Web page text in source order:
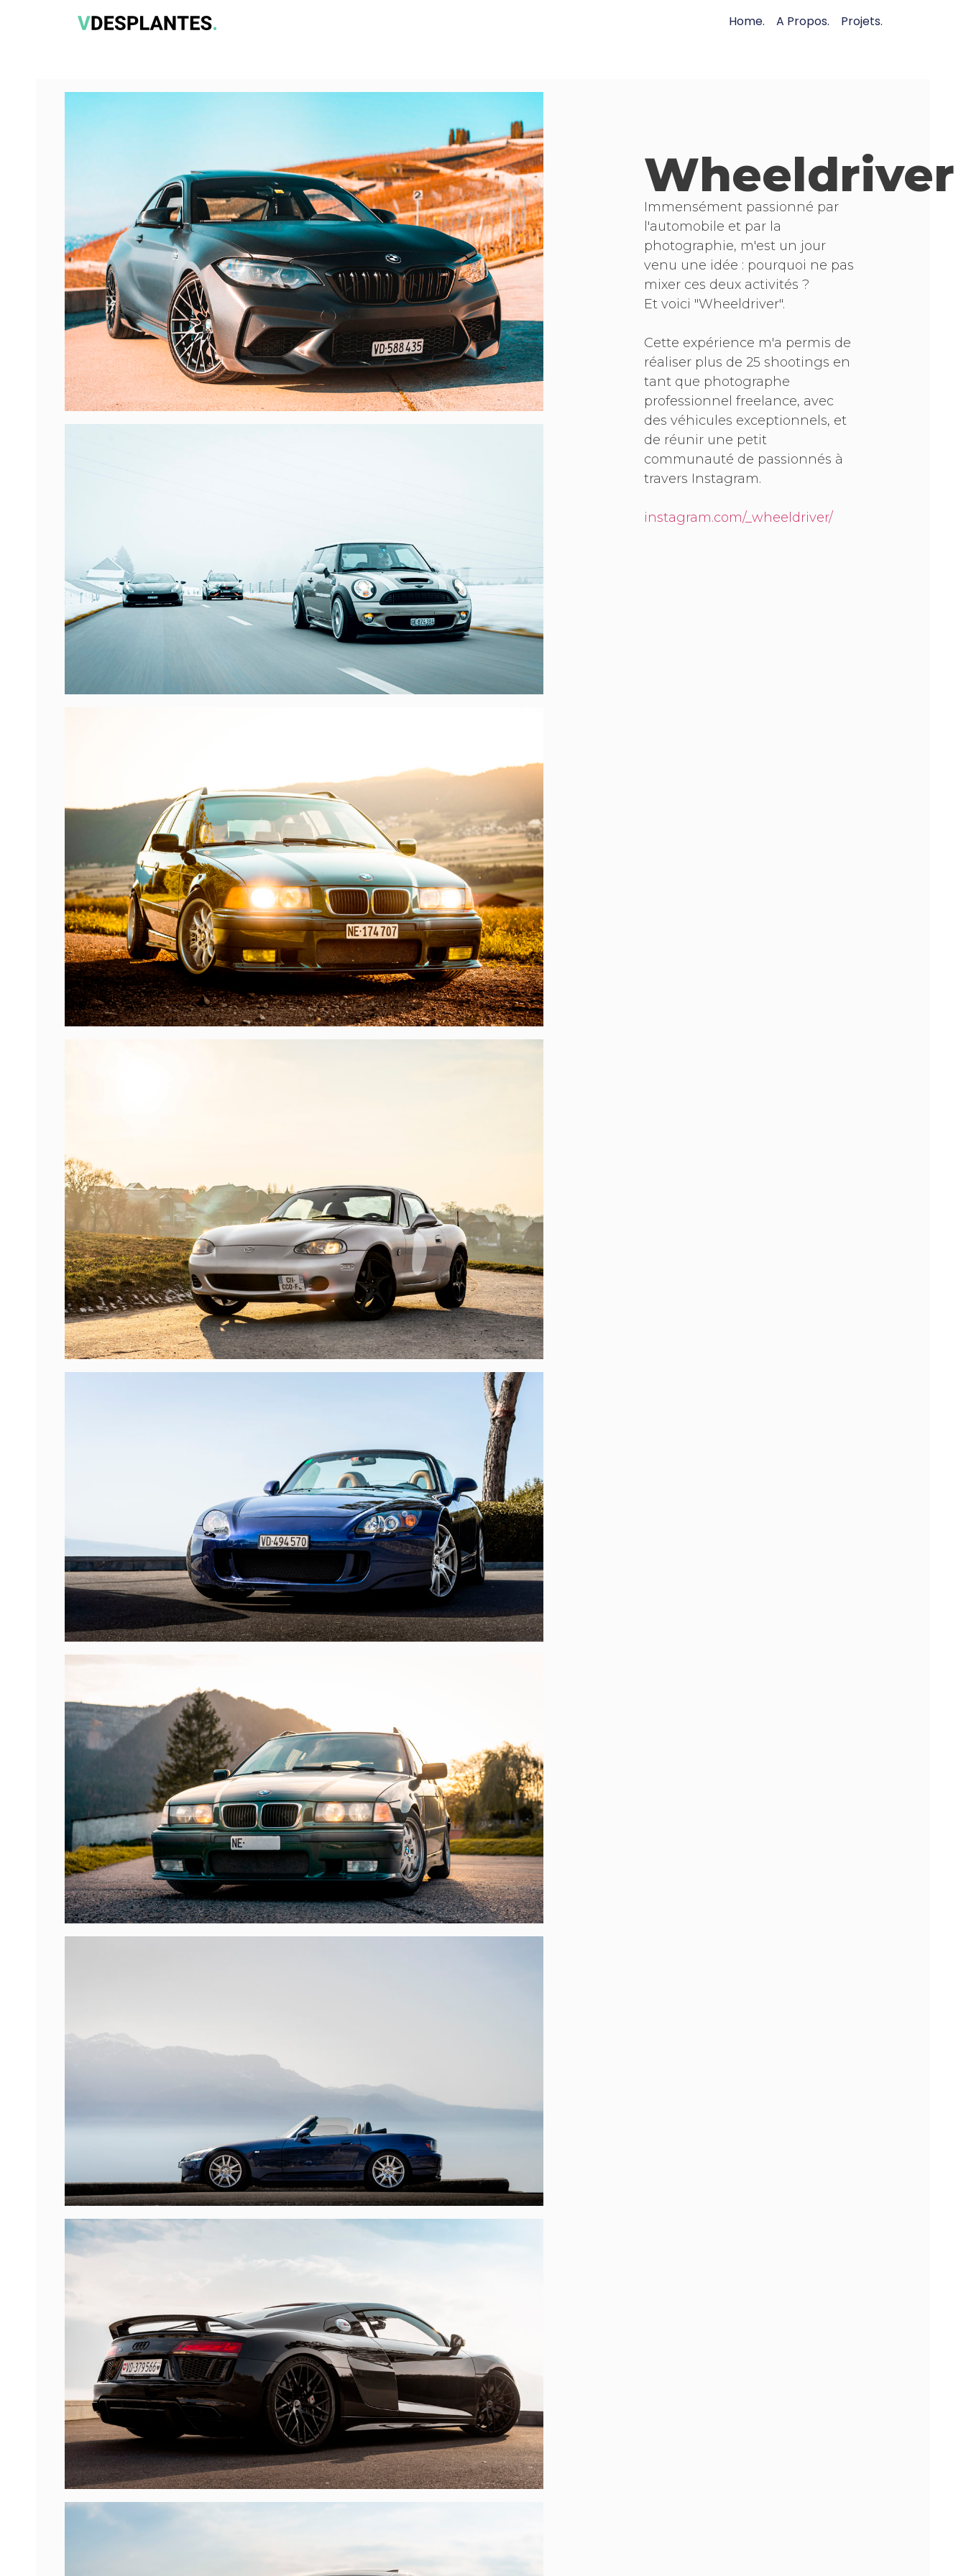
Home. A Propos. Projets.
Wheeldriver
Immensément passionné par
l'automobile et par la
photographie, m'est un jour
venu une idée : pourquoi ne pas
mixer ces deux activités ?
Et voici "Wheeldriver".
Cette expérience m'a permis de
réaliser plus de 25 shootings en
tant que photographe
professionnel freelance, avec
des véhicules exceptionnels, et
de réunir une petit
communauté de passionnés à
travers Instagram.
instagram.com/_wheeldriver/